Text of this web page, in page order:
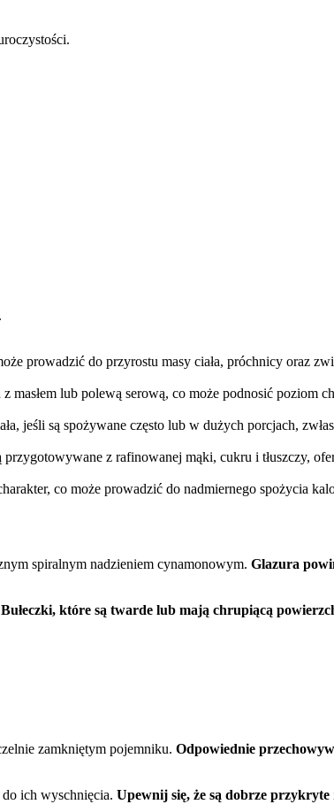
prowadzić do przyrostu masy ciała, próchnicy oraz
masłem lub polewą serową, co może podnosić poziom
jeśli są spożywane często lub w dużych porcjach,
z rafinowanej mąki, cukru i tłuszczy,
co może prowadzić do nadmiernego spożycia
spiralnym nadzieniem cynamonowym. Glazura
Bułeczki, które są twarde lub mają chrupiącą
zamkniętym pojemniku. Odpowiednie
ich wyschnięcia. Upewnij się, że są dobrze przykryte